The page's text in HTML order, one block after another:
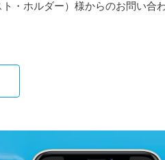
・ホルダー）様からのお問い合